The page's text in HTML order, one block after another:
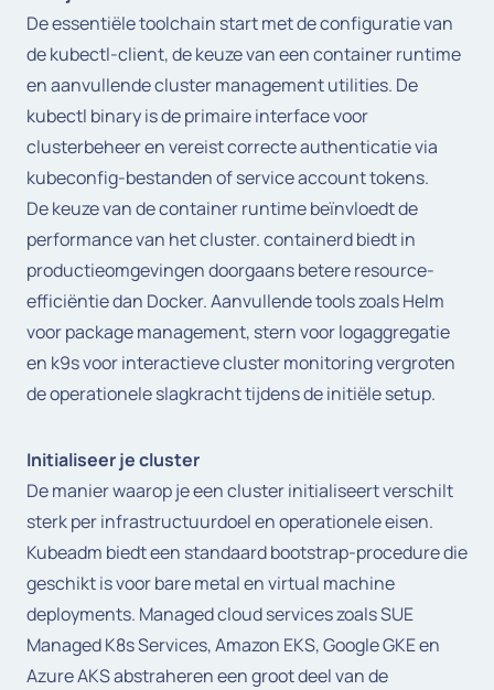
De essentiële toolchain start met de configuratie van
de kubectl-client, de keuze van een container runtime
en aanvullende cluster management utilities. De
kubectl binary is de primaire interface voor
clusterbeheer en vereist correcte authenticatie via
kubeconfig-bestanden of service account tokens.
De keuze van de container runtime beïnvloedt de
performance van het cluster. containerd biedt in
productieomgevingen doorgaans betere resource-
efficiëntie dan Docker. Aanvullende tools zoals Helm
voor package management, stern voor logaggregatie
en k9s voor interactieve cluster monitoring vergroten
de operationele slagkracht tijdens de initiële setup.
Initialiseer je cluster
De manier waarop je een cluster initialiseert verschilt
sterk per infrastructuurdoel en operationele eisen.
Kubeadm biedt een standaard bootstrap-procedure die
geschikt is voor bare metal en virtual machine
deployments. Managed cloud services zoals SUE
Managed K8s Services, Amazon EKS, Google GKE en
Azure AKS abstraheren een groot deel van de